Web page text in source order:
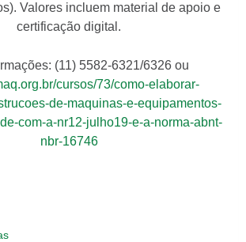
Valores incluem material de apoio e
certificação digital.
(11) 5582-6321/6326 ou
cursos/73/como-elaborar-
de-maquinas-e-equipamentos-
com-a-nr12-julho19-e-a-norma-abnt-
nbr-16746